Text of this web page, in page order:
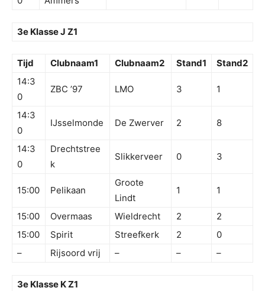
3e Klasse J Z1
Tijd Clubnaam1 Clubnaam2 Stand1
Stand2
14:3
0
ZBC ’97 LMO 3 1
14:3
0
IJsselmonde De Zwerver 2 8
14:3
0
Drechtstree
k
Slikkerveer 0 3
15:00 Pelikaan
Groote
Lindt
1 1
15:00 Overmaas Wieldrecht 2
2
15:00
Spirit Streefkerk 2
0
–
Rijsoord vrij – – –
3e Klasse K Z1